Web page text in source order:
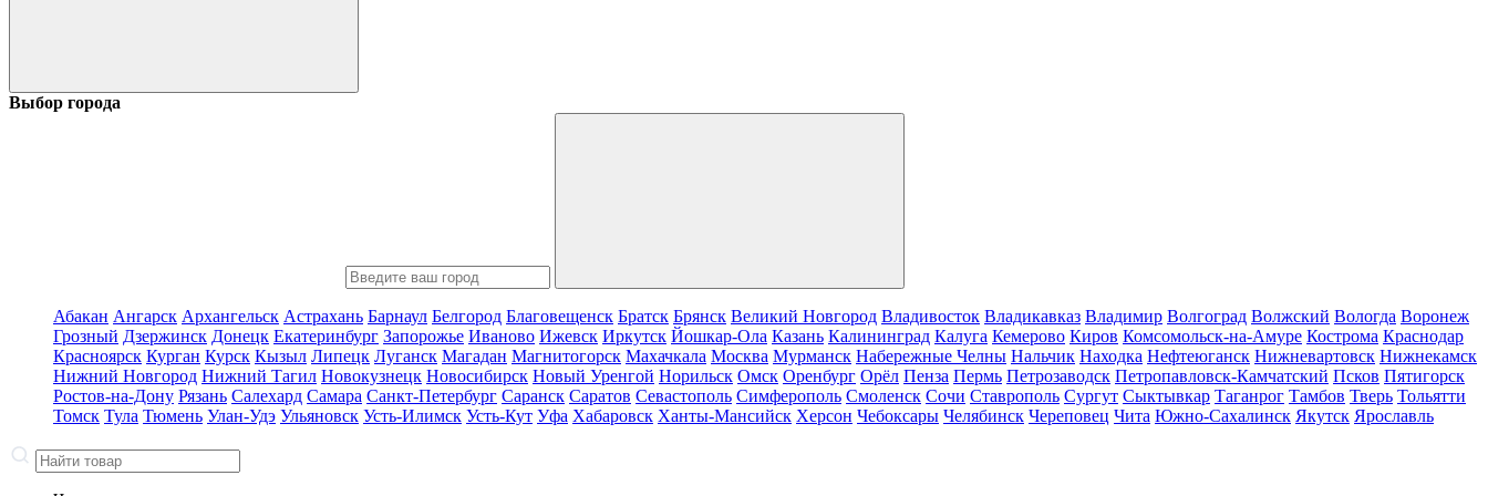
Выбор города
Абакан Ангарск Архангельск Астрахань Барнаул Белгород Благовещенск Братск Брянск Великий Новгород Владивосток Владикавказ Владимир Волгоград Волжский Вологда Воронеж
Грозный Дзержинск Донецк Екатеринбург Запорожье Иваново Ижевск Иркутск Йошкар-Ола Казань Калининград Калуга Кемерово Киров Комсомольск-на-Амуре Кострома Краснодар
Красноярск Курган Курск Кызыл Липецк Луганск Магадан Магнитогорск Махачкала Москва Мурманск Набережные Челны Нальчик Находка Нефтеюганск Нижневартовск Нижнекамск
Нижний Новгород Нижний Тагил Новокузнецк Новосибирск Новый Уренгой Норильск Омск Оренбург Орёл Пенза Пермь Петрозаводск Петропавловск-Камчатский Псков Пятигорск
Ростов-на-Дону Рязань Салехард Самара Санкт-Петербург Саранск Саратов Севастополь Симферополь Смоленск Сочи Ставрополь Сургут Сыктывкар Таганрог Тамбов Тверь Тольятти
Томск Тула Тюмень Улан-Удэ Ульяновск Усть-Илимск Усть-Кут Уфа Хабаровск Ханты-Мансийск Херсон Чебоксары Челябинск Череповец Чита Южно-Сахалинск Якутск Ярославль